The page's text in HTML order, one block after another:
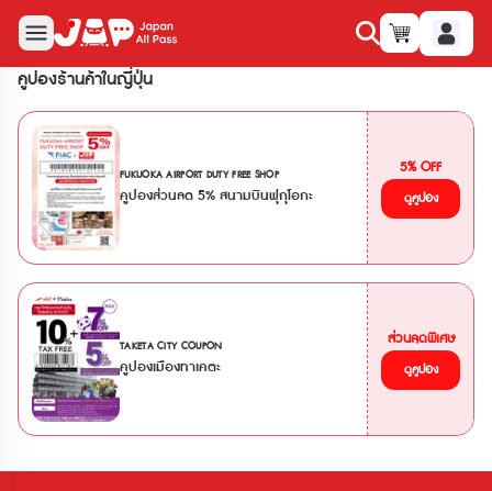
คูปองร้านค้าในญี่ปุ่น
FUKUOKA AIRPORT DUTY FREE SHOP
คูปองส่วนลด 5% สนามบินฟุกุโอกะ
5% OFF
ดูคูปอง
TAKETA CITY COUPON
คูปองเมืองทาเคตะ
ส่วนลดพิเศษ
ดูคูปอง